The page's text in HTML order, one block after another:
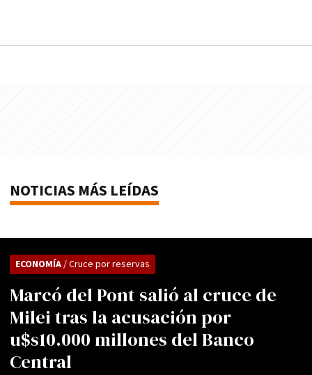
NOTICIAS MÁS LEÍDAS
Marcó del Pont salió al cruce de
Milei tras la acusación por
u$s10.000 millones del Banco
Central
ECONOMÍA/ Cruce por reservas